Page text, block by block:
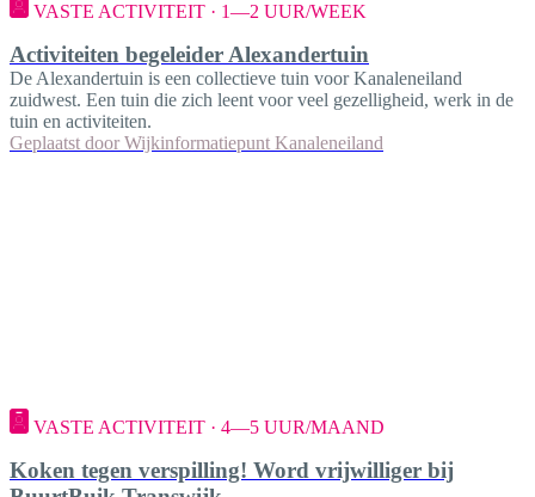
VASTE ACTIVITEIT · 1—2 UUR/WEEK
Activiteiten begeleider Alexandertuin
De Alexandertuin is een collectieve tuin voor Kanaleneiland
zuidwest. Een tuin die zich leent voor veel gezelligheid, werk in de
tuin en activiteiten.
Geplaatst door Wijkinformatiepunt Kanaleneiland
VASTE ACTIVITEIT · 4—5 UUR/MAAND
Koken tegen verspilling! Word vrijwilliger bij